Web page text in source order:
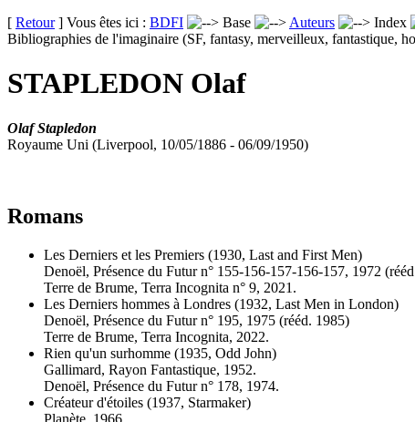
[ Retour] Vous êtes ici : BDFI Base Auteurs Index
Bibliographies de l'imaginaire (SF, fantasy, merveilleux, fantastique,
STAPLEDON Olaf
Olaf Stapledon
Royaume Uni (Liverpool, 10/05/1886 - 06/09/1950)
Romans
Les Derniers et les Premiers (1930, Last and First Men)
Denoël, Présence du Futur n° 155-156-157-156-157, 1972 (
Terre de Brume, Terra Incognita n° 9, 2021.
Les Derniers hommes à Londres (1932, Last Men in London)
Denoël, Présence du Futur n° 195, 1975 (rééd. 1985)
Terre de Brume, Terra Incognita, 2022.
Rien qu'un surhomme (1935, Odd John)
Gallimard, Rayon Fantastique, 1952.
Denoël, Présence du Futur n° 178, 1974.
Créateur d'étoiles (1937, Starmaker)
Planète, 1966.